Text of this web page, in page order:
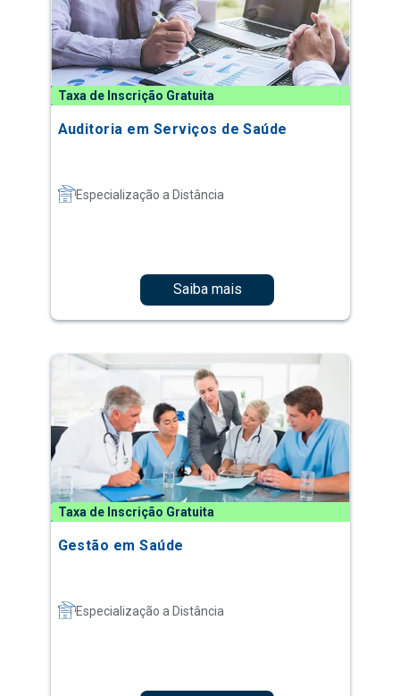
Taxa de Inscrição Gratuita
Auditoria em Serviços de Saúde
Especialização a Distância
Saiba mais
Taxa de Inscrição Gratuita
Gestão em Saúde
Especialização a Distância